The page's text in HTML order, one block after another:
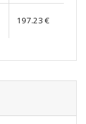
197.23 €